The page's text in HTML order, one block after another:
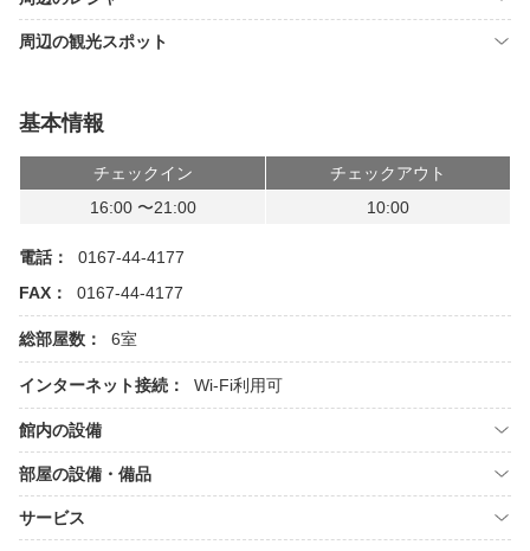
周辺の観光スポット
基本情報
チェックイン
チェックアウト
16:00 〜21:00
10:00
電話：
0167-44-4177
FAX：
0167-44-4177
総部屋数： 6室
インターネット接続： Wi-Fi利用可
館内の設備
部屋の設備・備品
サービス